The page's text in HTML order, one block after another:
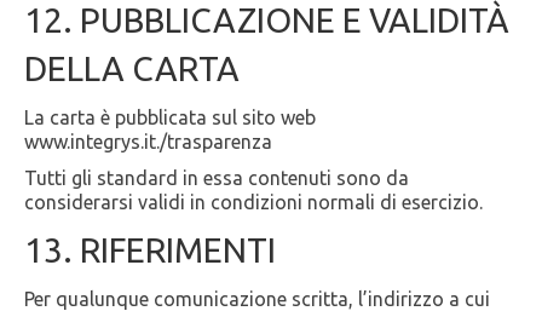
12. PUBBLICAZIONE E VALIDITÀ
DELLA CARTA
La carta è pubblicata sul sito web
www.integrys.it./trasparenza
Tutti gli standard in essa contenuti sono da
considerarsi validi in condizioni normali di esercizio.
13. RIFERIMENTI
Per qualunque comunicazione scritta, l’indirizzo a cui